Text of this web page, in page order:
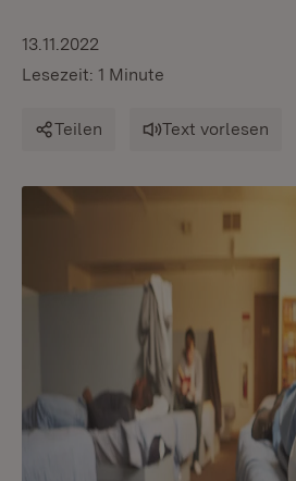
13.11.2022
Lesezeit: 1 Minute
Teilen Text vorlesen